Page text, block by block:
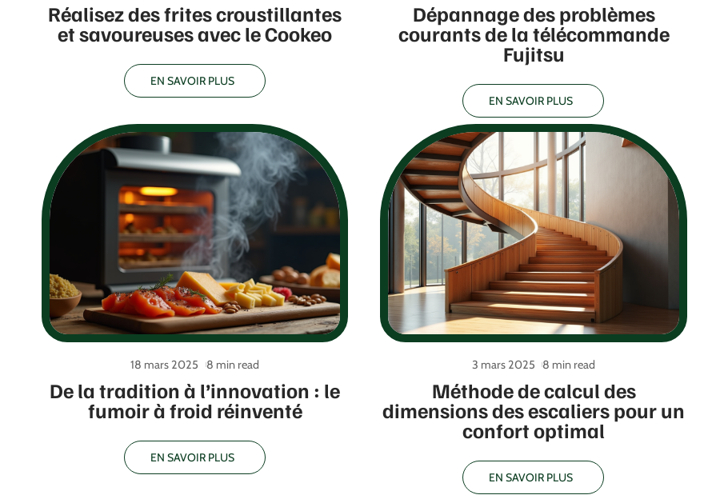
Réalisez des frites croustillantes
et savoureuses avec le Cookeo
EN SAVOIR PLUS
Dépannage des problèmes
courants de la télécommande
Fujitsu
EN SAVOIR PLUS
De la tradition à l’innovation : le
fumoir à froid réinventé
18 mars 2025 8 min read
EN SAVOIR PLUS
Méthode de calcul des
dimensions des escaliers pour un
confort optimal
3 mars 2025 8 min read
EN SAVOIR PLUS